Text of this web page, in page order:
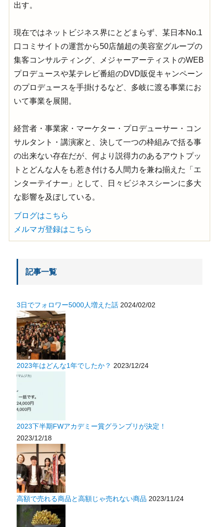
出す。
現在ではネットビジネス界にとどまらず、某日本No.1
口コミサイトの運営から50店舗超の美容室グループの
集客コンサルティング、メジャーアーティストのWEB
プロデュースや某テレビ番組のDVD販促キャンペーン
のプロデュースを手掛けるなど、多岐に渡る事業にお
いて事業を展開。
経営者・事業家・マーケター・プロデューサー・コン
サルタント・講演家と、決して一つの枠組みで括る事
の出来ない存在だが、何より説得力のあるアウトプッ
トとどんな人をも惹き付ける人間力を兼ね揃えた「エ
ンターテイナー」として、日々ビジネスシーンに多大
な影響を及ぼしている。
ブログはこちら
メルマガ登録はこちら
記事一覧
3日でフォロワー5000人増えた話 2024/02/02
2023年はどんな1年でしたか？ 2023/12/24
2023下半期FWアカデミー賞グランプリが決定！
2023/12/18
高額で売れる商品と高額じゃ売れない商品 2023/11/24